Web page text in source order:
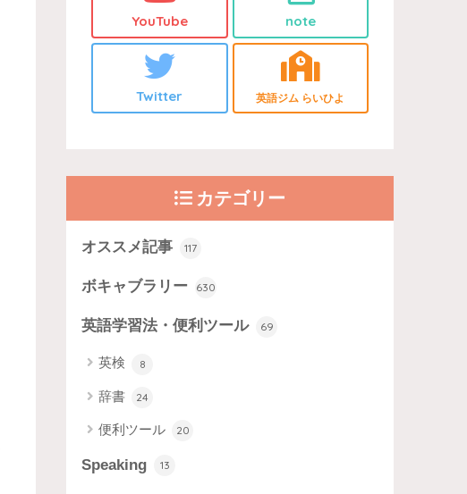
YouTube note
Twitter 英語ジム らいひよ
カテゴリー
オススメ記事 117
ボキャブラリー 630
英語学習法・便利ツール 69
英検 8
辞書 24
便利ツール 20
Speaking 13